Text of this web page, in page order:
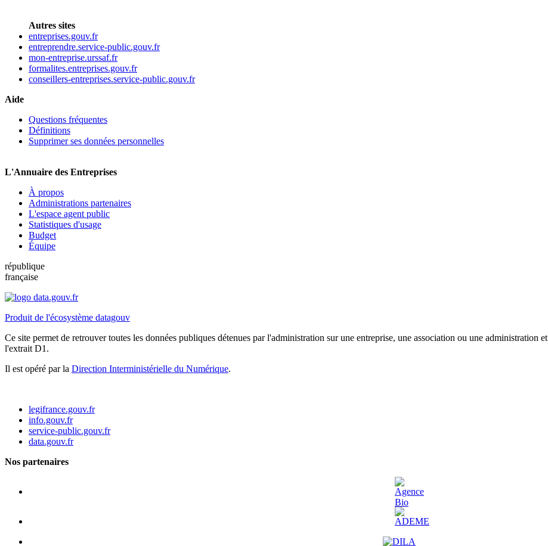
Autres sites
entreprises.gouv.fr
entreprendre.service-public.gouv.fr
mon-entreprise.urssaf.fr
formalites.entreprises.gouv.fr
conseillers-entreprises.service-public.gouv.fr
Aide
Questions fréquentes
Définitions
Supprimer ses données personnelles
L'Annuaire des Entreprises
À propos
Administrations partenaires
L'espace agent public
Statistiques d'usage
Budget
Équipe
république
française
Produit de l'écosystème datagouv
Ce site permet de retrouver toutes les données publiques détenues par l'administration sur une entreprise, une association ou une administration et
l'extrait D1.
Il est opéré par la Direction Interministérielle du Numérique.
legifrance.gouv.fr
info.gouv.fr
service-public.gouv.fr
data.gouv.fr
Nos partenaires